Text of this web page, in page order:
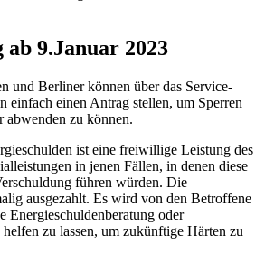
9.Januar 2023
und Berliner können über das Service-
einfach einen Antrag stellen, um Sperren
abwenden zu können.
ist eine freiwillige Leistung des
in jenen Fällen, in denen diese
führen würden. Die
ausgezahlt. Es wird von den Betroffene
Energieschuldenberatung oder
zu lassen, um zukünftige Härten zu